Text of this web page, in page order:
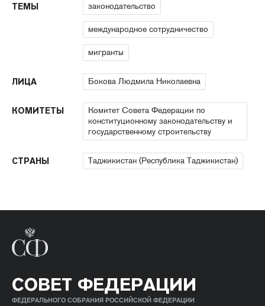
ТЕМЫ законодательство
международное сотрудничество
мигранты
ЛИЦА Бокова Людмила Николаевна
КОМИТЕТЫ
Комитет Совета Федерации по
конституционному законодательству и
государственному строительству
СТРАНЫ Таджикистан (Республика Таджикистан)
СОВЕТ ФЕДЕРАЦИИ
ФЕДЕРАЛЬНОГО СОБРАНИЯ РОССИЙСКОЙ ФЕДЕРАЦИИ